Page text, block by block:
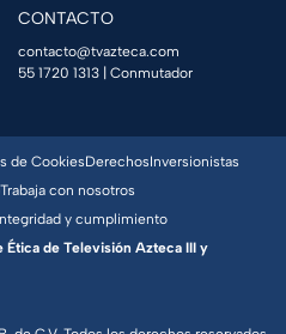
CONTACTO
contacto@tvazteca.com
55 1720 1313 | Conmutador
de CookiesDerechosInversionistas
Trabaja con nosotros
y cumplimiento
de Televisión Azteca III y